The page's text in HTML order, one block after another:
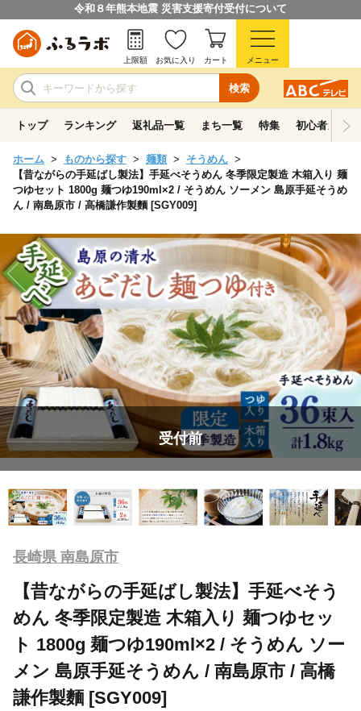
令和８年熊本地震 災害支援寄付受付について
検索
上限額 お気に入り カート メニュー
トップ ランキング 返礼品一覧 まち一覧 特集 初心者ガイド
ホーム ものから探す 麺類
そうめん
【昔ながらの手延ばし製法】手延べそうめん 冬季限定製造 木箱入り 麺
つゆセット 1800g 麺つゆ190ml×2 / そうめん ソーメン 島原手延そうめ
ん / 南島原市 / 高橋謙作製麵 [SGY009]
受付前
長崎県 南島原市
【昔ながらの手延ばし製法】手延べそう
めん 冬季限定製造 木箱入り 麺つゆセッ
ト 1800g 麺つゆ190ml×2 / そうめん ソー
メン 島原手延そうめん / 南島原市 / 高橋
謙作製麵 [SGY009]